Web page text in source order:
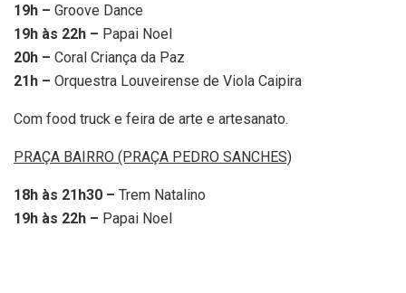
19h – Groove Dance
19h às 22h – Papai Noel
20h – Coral Criança da Paz
21h – Orquestra Louveirense de Viola Caipira
Com food truck e feira de arte e artesanato.
PRAÇA BAIRRO (PRAÇA PEDRO SANCHES)
18h às 21h30 – Trem Natalino
19h às 22h – Papai Noel